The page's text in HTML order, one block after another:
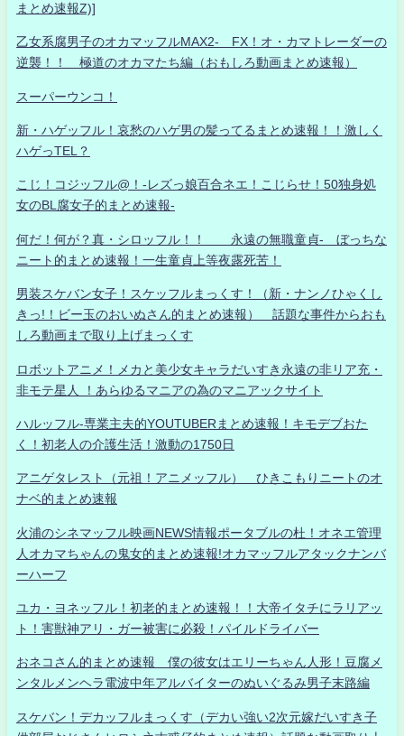
まとめ速報Z)]
乙女系腐男子のオカマッフルMAX2- FX！オ・カマトレーダーの
逆襲！！ 極道のオカマたち編（おもしろ動画まとめ速報）
スーパーウンコ！
新・ハゲッフル！哀愁のハゲ男の髪ってるまとめ速報！！激しく
ハゲっTEL？
こじ！コジッフル@！-レズっ娘百合ネエ！こじらせ！50独身処
女のBL腐女子的まとめ速報-
何だ！何が？真・シロッフル！！ 永遠の無職童貞- ぼっちな
ニート的まとめ速報！一生童貞上等夜露死苦！
男装スケバン女子！スケッフルまっくす！（新・ナンノひゃくし
きっ!！ビー玉のおいぬさん的まとめ速報） 話題な事件からおも
しろ動画まで取り上げまっくす
ロボットアニメ！メカと美少女キャラだいすき永遠の非リア充・
非モテ星人 ！あらゆるマニアの為のマニアックサイト
ハルッフル-専業主夫的YOUTUBERまとめ速報！キモデブおた
く！初老人の介護生活！激動の1750日
アニゲタレスト（元祖！アニメッフル） ひきこもりニートのオ
ナベ的まとめ速報
火浦のシネマッフル映画NEWS情報ポータブルの杜！オネエ管理
人オカマちゃんの鬼女的まとめ速報!オカマッフルアタックナンバ
ーハーフ
ユカ・ヨネッフル！初老的まとめ速報！！大帝イタチにラリアッ
ト！害獣神アリ・ガー被害に必殺！パイルドライバー
おネコさん的まとめ速報 僕の彼女はエリーちゃん人形！豆腐メ
ンタルメンヘラ電波中年アルバイターのぬいぐるみ男子末路編
スケバン！デカッフルまっくす（デカい強い2次元嫁だいすき子